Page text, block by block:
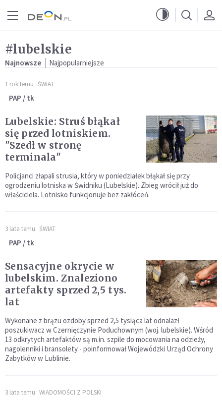
#lubelskie
Najnowsze Najpopularniejsze
1 rok temu ŚWIAT
PAP / tk
Lubelskie: Struś błąkał
się przed lotniskiem.
"Szedł w stronę
terminala"
Policjanci złapali strusia, który w poniedziałek błąkał się przy
ogrodzeniu lotniska w Świdniku (Lubelskie). Zbieg wrócił już do
właściciela. Lotnisko funkcjonuje bez zakłóceń.
3 lata temu ŚWIAT
PAP / tk
Sensacyjne okrycie w
lubelskim. Znaleziono
artefakty sprzed 2,5 tys.
lat
Wykonane z brązu ozdoby sprzed 2,5 tysiąca lat odnalazł
poszukiwacz w Czernięczynie Poduchownym (woj. lubelskie). Wśród
13 odkrytych artefaktów są m.in. szpile do mocowania na odzieży,
nagolenniki i bransolety - poinformował Wojewódzki Urząd Ochrony
Zabytków w Lublinie.
3 lata temu WIADOMOŚCI Z POLSKI